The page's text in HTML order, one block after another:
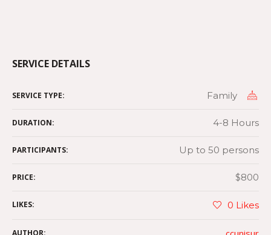
SERVICE DETAILS
SERVICE TYPE: Family
DURATION: 4-8 Hours
PARTICIPANTS: Up to 50 persons
PRICE: $800
LIKES: 0 Likes
AUTHOR: